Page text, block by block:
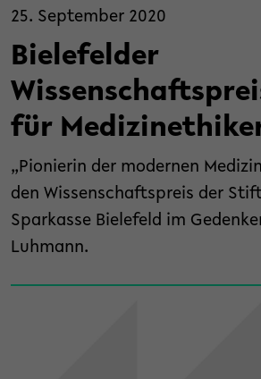
25. September 2020
Bielefelder
für
„Pionierin der modernen
den Wissenschaftspreis der
Sparkasse Bielefeld im
Luhmann.